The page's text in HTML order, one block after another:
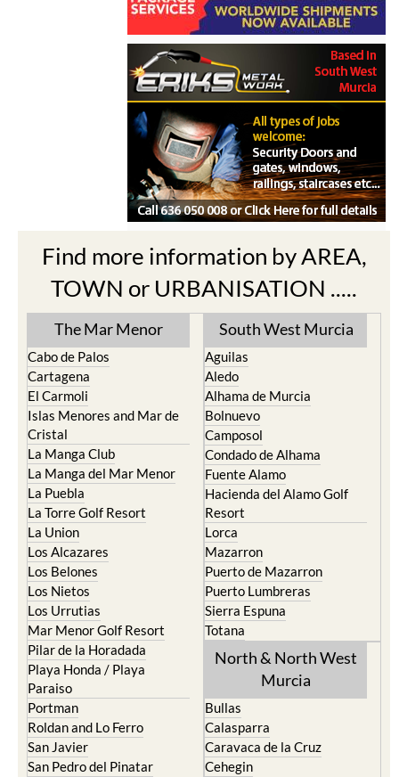
Find more information by AREA,
TOWN or URBANISATION .....
The Mar Menor
Cabo de Palos
Cartagena
El Carmoli
Islas Menores and Mar de
Cristal
La Manga Club
La Manga del Mar Menor
La Puebla
La Torre Golf Resort
La Union
Los Alcazares
Los Belones
Los Nietos
Los Urrutias
Mar Menor Golf Resort
Pilar de la Horadada
Playa Honda / Playa
Paraiso
Portman
Roldan and Lo Ferro
San Javier
San Pedro del Pinatar
South West Murcia
Aguilas
Aledo
Alhama de Murcia
Bolnuevo
Camposol
Condado de Alhama
Fuente Alamo
Hacienda del Alamo Golf
Resort
Lorca
Mazarron
Puerto de Mazarron
Puerto Lumbreras
Sierra Espuna
Totana
North & North West
Murcia
Bullas
Calasparra
Caravaca de la Cruz
Cehegin